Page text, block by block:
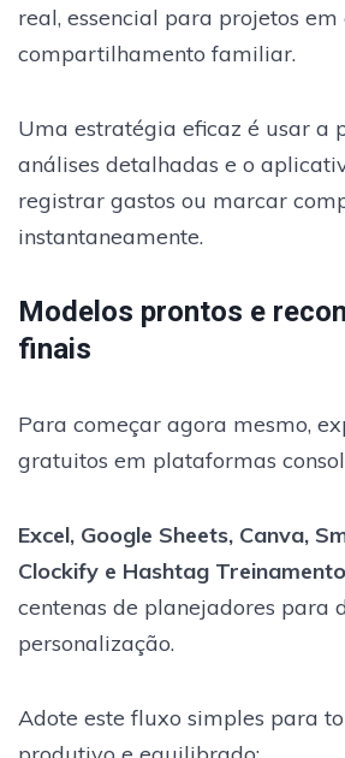
real, essencial para projetos
compartilhamento familiar.
Uma estratégia eficaz é usar a
análises detalhadas e o
registrar gastos ou marcar
instantaneamente.
Modelos prontos e
finais
Para começar agora mesmo,
gratuitos em plataformas
Excel, Google Sheets, Canva,
Clockify e Hashtag
centenas de planejadores para
personalização.
Adote este fluxo simples para